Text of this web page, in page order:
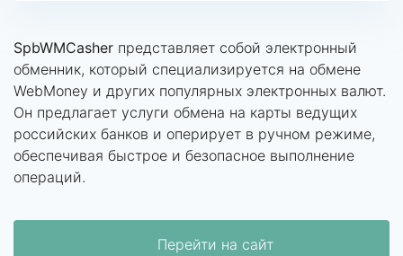
SpbWMCasher представляет собой электронный
обменник, который специализируется на обмене
WebMoney и других популярных электронных валют.
Он предлагает услуги обмена на карты ведущих
российских банков и оперирует в ручном режиме,
обеспечивая быстрое и безопасное выполнение
операций.
Перейти на сайт